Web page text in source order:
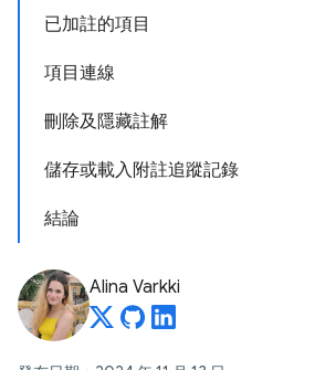
已加註的項目
項目連線
刪除及隱藏註解
儲存或載入附註追蹤記錄
結論
Alina Varkki